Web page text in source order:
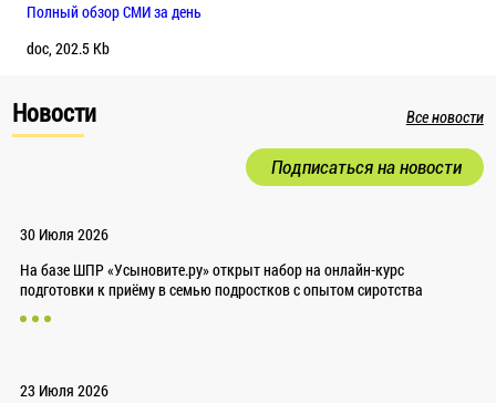
Полный обзор СМИ за день
doc, 202.5 Kb
Новости Все новости
Подписаться на новости
30 Июля 2026
На базе ШПР «Усыновите.ру» открыт набор на онлайн-курс
подготовки к приёму в семью подростков с опытом сиротства
23 Июля 2026